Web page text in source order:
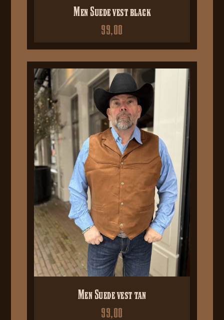
Men Suede vest black
99,00
Men Suede vest tan
99,00